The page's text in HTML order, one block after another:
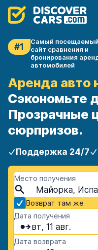
#1
Самый
сайт сравнения и
бронирования
автомобилей
Аренда авто
Сэкономьте
Прозрачные
сюрпризов.
Поддержка 24/7
Место получения
Возврат там же
Дата получения
вт, 11 авг.
Дата возврата